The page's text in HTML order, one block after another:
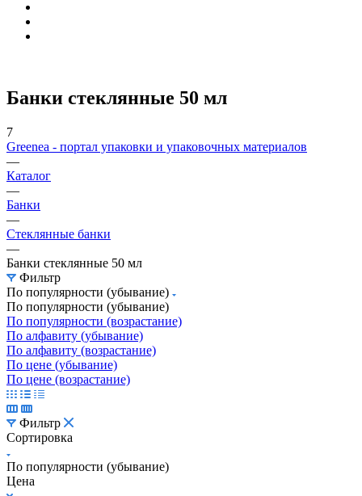
Банки стеклянные 50 мл
7
Greenea - портал упаковки и упаковочных материалов
—
Каталог
—
Банки
—
Стеклянные банки
—
Банки стеклянные 50 мл
Фильтр
По популярности (убывание)
По популярности (убывание)
По популярности (возрастание)
По алфавиту (убывание)
По алфавиту (возрастание)
По цене (убывание)
По цене (возрастание)
Фильтр
Сортировка
По популярности (убывание)
Цена